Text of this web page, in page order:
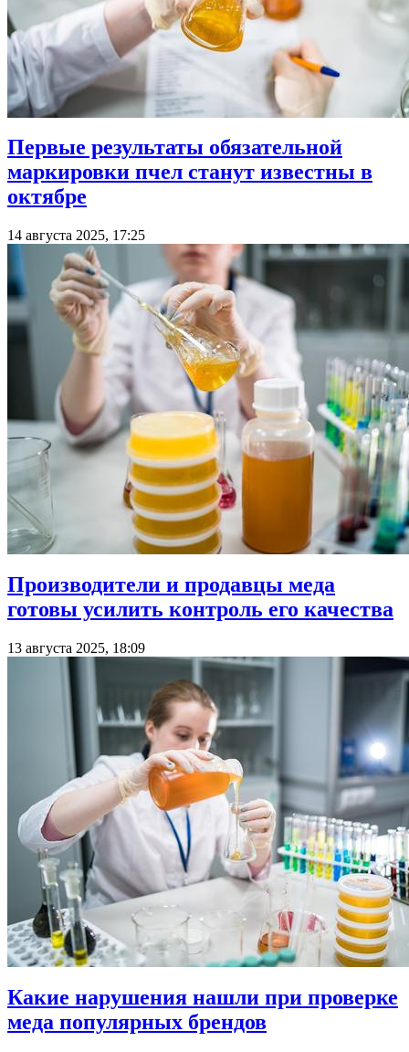
Первые результаты обязательной
маркировки пчел станут известны в
октябре
14 августа 2025, 17:25
Производители и продавцы меда
готовы усилить контроль его качества
13 августа 2025, 18:09
Какие нарушения нашли при проверке
меда популярных брендов